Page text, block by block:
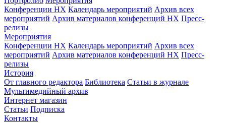
Конференции НХ Календарь мероприятий Архив всех
мероприятий Архив материалов конференций НХ Пресс-
релизы
Мероприятия
Конференции НХ Календарь мероприятий Архив всех
мероприятий Архив материалов конференций НХ Пресс-
релизы
История
От главного редактора Библиотека Статьи в журнале
Мультимедийный архив
Интернет магазин
Статьи Подписка
Контакты